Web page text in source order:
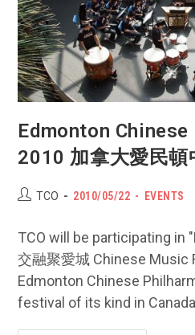
Edmonton
2010 加拿大愛民頓
PostTCO
POST
2010/05/22
Post
EVENTS
TCO will be participating in
交融聚愛城 Chinese Music
Edmonton Chinese
festival of its kind in